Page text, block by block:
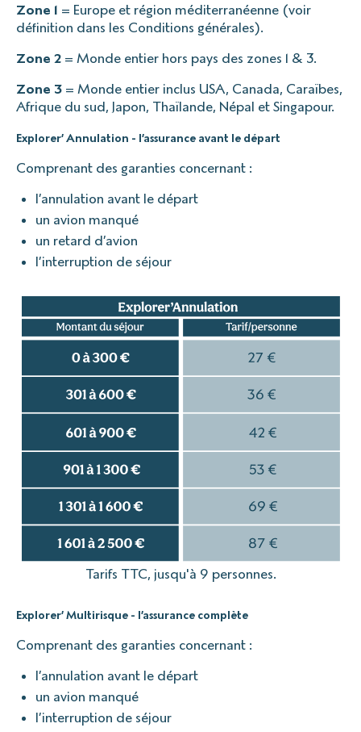
Zone 1 = Europe et région méditerranéenne (voir
définition dans les Conditions générales).
Zone 2 = Monde entier hors pays des zones 1 & 3.
Zone 3 = Monde entier inclus USA, Canada, Caraïbes,
Afrique du sud, Japon, Thaïlande, Népal et Singapour.
Explorer’ Annulation - l’assurance avant le départ
Comprenant des garanties concernant :
l’annulation avant le départ
un avion manqué
un retard d’avion
l’interruption de séjour
Tarifs TTC, jusqu'à 9 personnes.
Explorer’ Multirisque - l’assurance complète
Comprenant des garanties concernant :
l’annulation avant le départ
un avion manqué
l’interruption de séjour